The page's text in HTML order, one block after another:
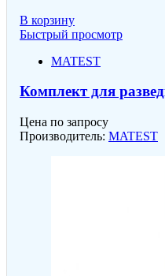
В корзину
Быстрый просмотр
MATEST
Комплект для
Цена по запросу
Производитель: MATEST